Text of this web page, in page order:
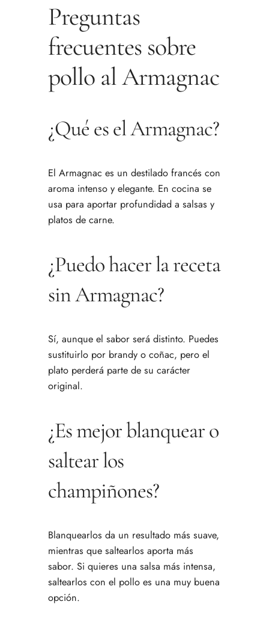
Preguntas
frecuentes sobre
pollo al Armagnac
¿Qué es el Armagnac?
El Armagnac es un destilado francés con
aroma intenso y elegante. En cocina se
usa para aportar profundidad a salsas y
platos de carne.
¿Puedo hacer la receta
sin Armagnac?
Sí, aunque el sabor será distinto. Puedes
sustituirlo por brandy o coñac, pero el
plato perderá parte de su carácter
original.
¿Es mejor blanquear o
saltear los
champiñones?
Blanquearlos da un resultado más suave,
mientras que saltearlos aporta más
sabor. Si quieres una salsa más intensa,
saltearlos con el pollo es una muy buena
opción.